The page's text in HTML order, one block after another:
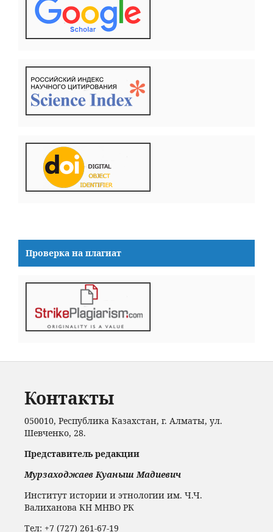
Проверка на плагиат
Контакты
050010, Республика Казахстан, г. Алматы, ул.
Шевченко, 28.
Представитель редакции
Мурзаходжаев Куаныш Мадиевич
Институт истории и этнологии им. Ч.Ч.
Валиханова КН МНВО РК
Тел: +7 (727) 261-67-19